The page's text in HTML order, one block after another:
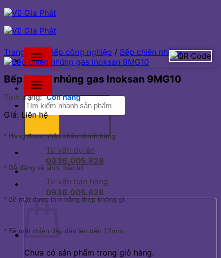
Bỏ
qua
nội
Tìm
kiếm:
Tư vấn dự án
0936.005.828
Tư vấn bán hàng
0936.005.828
Chưa có sản phẩm trong giỏ hàng.
Trang chủ Bếp công nghiệp / Bếp chiên nhúng
Bếp chiên nhúng gas Inoksan 9MG10
Tình trạng: Còn hàng
Giá: Liên hệ
* Hàng được nhập khẩu chính hãng
* Dễ dàng vệ sinh, bảo trì
* Bề mặt được làm bằng thép không gỉ
* Bề mặt chiên dày dặn lên đến 12mm